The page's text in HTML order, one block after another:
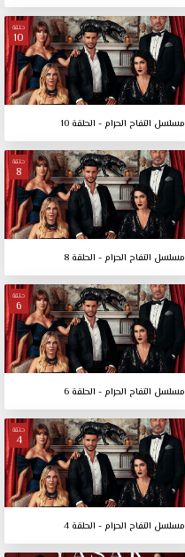
حلقة
10
مسلسل التفاح الحرام - الحلقة 10
حلقة
8
مسلسل التفاح الحرام - الحلقة 8
حلقة
6
مسلسل التفاح الحرام - الحلقة 6
حلقة
4
مسلسل التفاح الحرام - الحلقة 4